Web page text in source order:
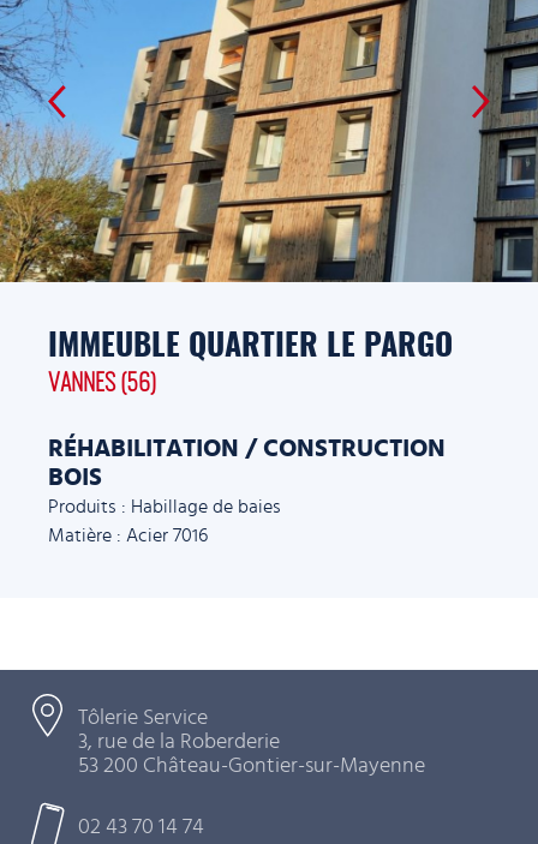
IMMEUBLE QUARTIER LE PARGO
VANNES (56)
RÉHABILITATION / CONSTRUCTION
BOIS
Produits : Habillage de baies
Matière : Acier 7016
Tôlerie Service
3, rue de la Roberderie
53 200 Château-Gontier-sur-Mayenne
02 43 70 14 74